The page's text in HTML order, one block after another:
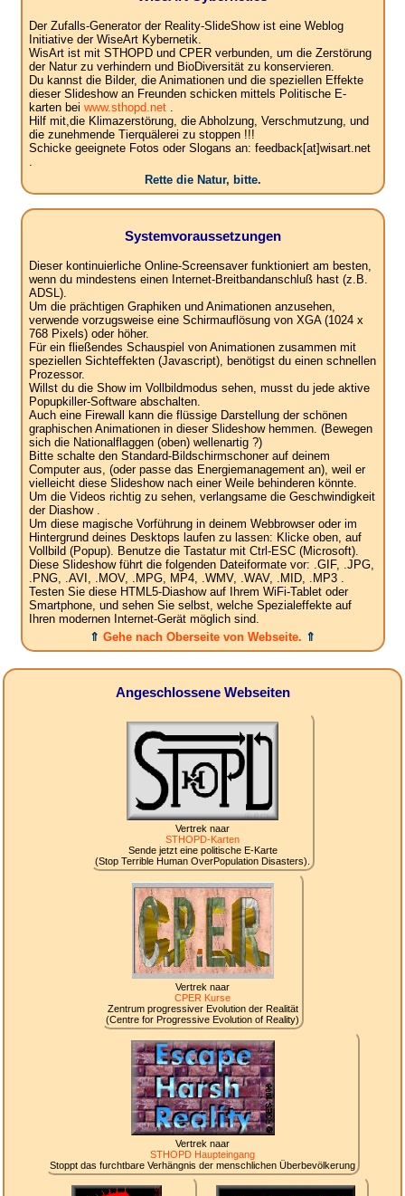
Der Zufalls-Generator der Reality-SlideShow ist eine Weblog
Initiative der WiseArt Kybernetik.
WisArt ist mit STHOPD und CPER verbunden, um die Zerstörung
der Natur zu verhindern und BioDiversität zu konservieren.
Du kannst die Bilder, die Animationen und die speziellen Effekte
dieser Slideshow an Freunden schicken mittels Politische E-
karten bei www.sthopd.net.
Hilf mit,die Klimazerstörung, die Abholzung, Verschmutzung, und
die zunehmende Tierquälerei zu stoppen !!!
Schicke geeignete Fotos oder Slogans an: feedback[at]wisart.net
.
Rette die Natur, bitte.
Systemvoraussetzungen
Dieser kontinuierliche Online-Screensaver funktioniert am besten,
wenn du mindestens einen Internet-Breitbandanschluß hast (z.B.
ADSL).
Um die prächtigen Graphiken und Animationen anzusehen,
verwende vorzugsweise eine Schirmauflösung von XGA (1024 x
768 Pixels) oder höher.
Für ein fließendes Schauspiel von Animationen zusammen mit
speziellen Sichteffekten (Javascript), benötigst du einen schnellen
Prozessor.
Willst du die Show im Vollbildmodus sehen, musst du jede aktive
Popupkiller-Software abschalten.
Auch eine Firewall kann die flüssige Darstellung der schönen
graphischen Animationen in dieser Slideshow hemmen. (Bewegen
sich die Nationalflaggen (oben) wellenartig ?)
Bitte schalte den Standard-Bildschirmschoner auf deinem
Computer aus, (oder passe das Energiemanagement an), weil er
vielleicht diese Slideshow nach einer Weile behinderen könnte.
Um die Videos richtig zu sehen, verlangsame die Geschwindigkeit
der Diashow .
Um diese magische Vorführung in deinem Webbrowser oder im
Hintergrund deines Desktops laufen zu lassen: Klicke oben, auf
Vollbild (Popup). Benutze die Tastatur mit Ctrl-ESC (Microsoft).
Diese Slideshow führt die folgenden Dateiformate vor: .GIF, .JPG,
.PNG, .AVI, .MOV, .MPG, MP4, .WMV, .WAV, .MID, .MP3 .
Testen Sie diese HTML5-Diashow auf Ihrem WiFi-Tablet oder
Smartphone, und sehen Sie selbst, welche Spezialeffekte auf
Ihren modernen Internet-Gerät möglich sind.
⇑ Gehe nach Oberseite von Webseite. ⇑
Angeschlossene Webseiten
Vertrek naar
STHOPD-Karten
Sende jetzt eine politische E-Karte
(Stop Terrible Human OverPopulation Disasters).
Vertrek naar
CPER Kurse
Zentrum progressiver Evolution der Realität
(Centre for Progressive Evolution of Reality)
Vertrek naar
STHOPD Haupteingang
Stoppt das furchtbare Verhängnis der menschlichen Überbevölkerung